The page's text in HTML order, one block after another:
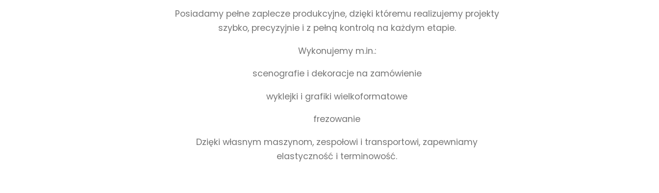
Posiadamy pełne zaplecze produkcyjne, dzięki któremu realizujemy projekty
szybko, precyzyjnie i z pełną kontrolą na każdym etapie.
Wykonujemy m.in.:
scenografie i dekoracje na zamówienie
wyklejki i grafiki wielkoformatowe
frezowanie
Dzięki własnym maszynom, zespołowi i transportowi, zapewniamy
elastyczność i terminowość.